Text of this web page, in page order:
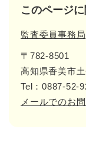
このページ
監査委員事務局
〒782-8501
高知県香美市
Tel：0887-52-
メールでのお